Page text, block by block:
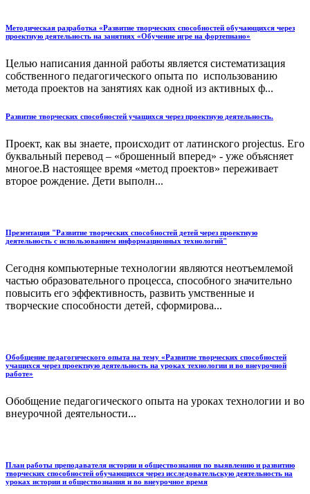
Методическая разработка «Развитие творческих способностей обучающихся через
проектную деятельность на занятиях «Обучение игре на фортепиано»
Целью написания данной работы является систематизация
собственного педагогического опыта по использованию
метода проектов на занятиях как одной из активных ф...
Развитие творческих способностей учащихся через проектную деятельность.
Проект, как вы знаете, происходит от латинского projectus. Его
буквальный перевод – «брошенный вперед» - уже объясняет
многое.В настоящее время «метод проектов» переживает
второе рождение. Дети выполн...
Презентация "Развитие творческих способностей детей через проектную
деятельность с использованием информационных технологий"
Сегодня компьютерные технологии являются неотъемлемой
частью образовательного процесса, способного значительно
повысить его эффективность, развить умственные и
творческие способности детей, сформирова...
Обобщение педагогического опыта на тему «Развитие творческих способностей
учащихся через проектную деятельность на уроках технологии и во внеурочной
работе»
Обобщение педагогического опыта на уроках технологии и во
внеурочной деятельности...
План работы преподавателя истории и обществознания по выявлению и развитию
творческих способностей обучающихся через исследовательскую деятельность на
уроках истории и обществознания и во внеурочное время